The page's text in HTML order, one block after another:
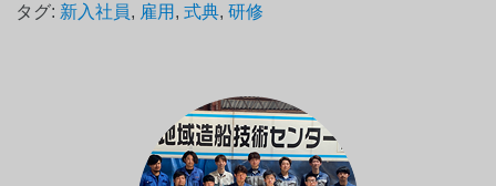
タグ: 新入社員, 雇用 ,式典,研修